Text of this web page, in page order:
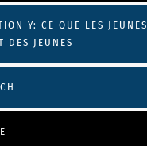
Y: CE QUE LES JEUNES
DES JEUNES